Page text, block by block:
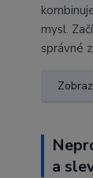
mysl.
správné
a